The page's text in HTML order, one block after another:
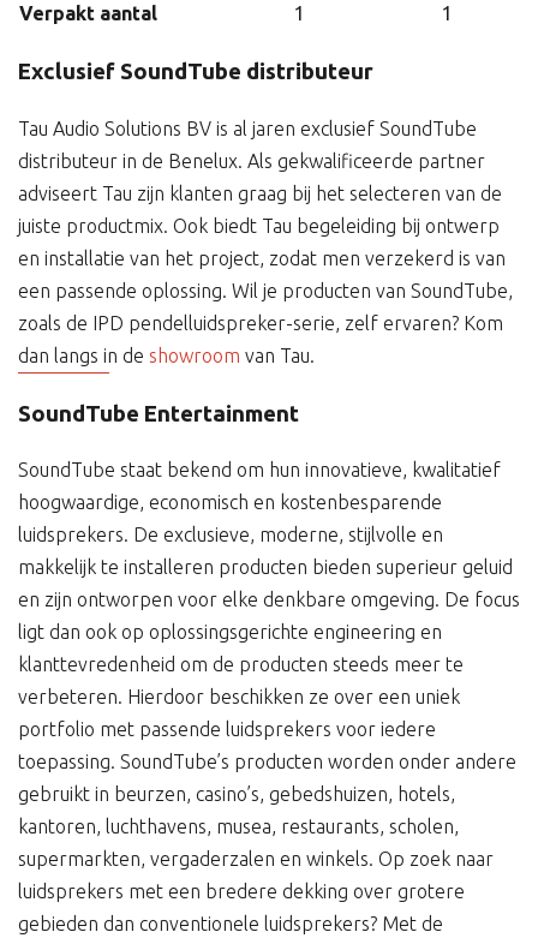
Verpakt aantal
1 1
Exclusief SoundTube distributeur
Tau Audio Solutions BV is al jaren exclusief SoundTube
distributeur in de Benelux. Als gekwalificeerde partner
adviseert Tau zijn klanten graag bij het selecteren van de
juiste productmix. Ook biedt Tau begeleiding bij ontwerp
en installatie van het project, zodat men verzekerd is van
een passende oplossing. Wil je producten van SoundTube,
zoals de IPD pendelluidspreker-serie, zelf ervaren? Kom
dan langs in de showroom van Tau.
SoundTube Entertainment
SoundTube staat bekend om hun innovatieve, kwalitatief
hoogwaardige, economisch en kostenbesparende
luidsprekers. De exclusieve, moderne, stijlvolle en
makkelijk te installeren producten bieden superieur geluid
en zijn ontworpen voor elke denkbare omgeving. De focus
ligt dan ook op oplossingsgerichte engineering en
klanttevredenheid om de producten steeds meer te
verbeteren. Hierdoor beschikken ze over een uniek
portfolio met passende luidsprekers voor iedere
toepassing. SoundTube’s producten worden onder andere
gebruikt in beurzen, casino’s, gebedshuizen, hotels,
kantoren, luchthavens, musea, restaurants, scholen,
supermarkten, vergaderzalen en winkels. Op zoek naar
luidsprekers met een bredere dekking over grotere
gebieden dan conventionele luidsprekers? Met de